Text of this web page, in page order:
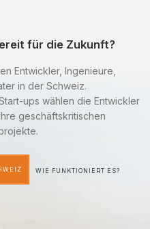
für die Zukunft?
Entwickler, Ingenieure,
in der Schweiz.
ups wählen die Entwickler
geschäftskritischen
WIE FUNKTIONIERT ES?